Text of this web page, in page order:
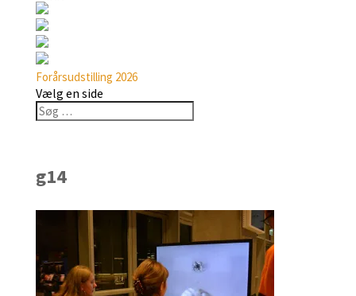
Forårsudstilling 2026
Vælg en side
g14